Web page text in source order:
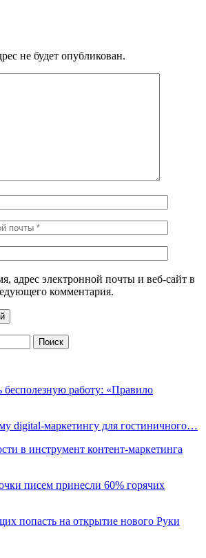
не будет опубликован.
адрес электронной почты и веб-сайт в
комментария.
бесполезную работу: «Правило
digital-маркетингу для гостиничного…
в инструмент контент-маркетинга
писем принесли 60% горячих
попасть на открытие нового Руки